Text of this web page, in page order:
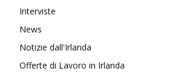
Interviste
News
Notizie dall'Irlanda
Offerte di Lavoro in Irlanda